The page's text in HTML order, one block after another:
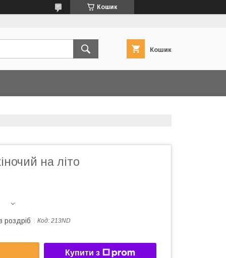
Кошик
Кошик
на літо
роздріб Код: 213ND
Купити з